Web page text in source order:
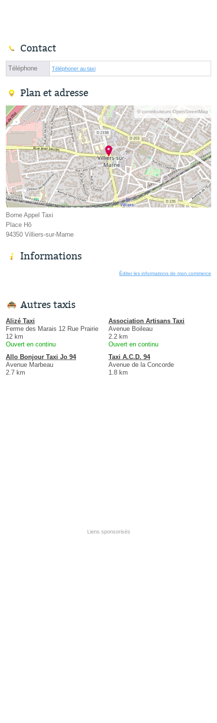
Contact
Téléphone Téléphoner au taxi
Plan et adresse
© contributeurs OpenStreetMap
Borne Appel Taxi
Place Hô
94350 Villiers-sur-Marne
Informations
Éditer les informations de mon commerce
Autres taxis
Alizé Taxi
Ferme des Marais 12 Rue Prairie
12 km
Ouvert en continu
Association Artisans Taxi
Avenue Boileau
2.2 km
Ouvert en continu
Allo Bonjour Taxi Jo 94
Avenue Marbeau
2.7 km
Taxi A.C.D. 94
Avenue de la Concorde
1.8 km